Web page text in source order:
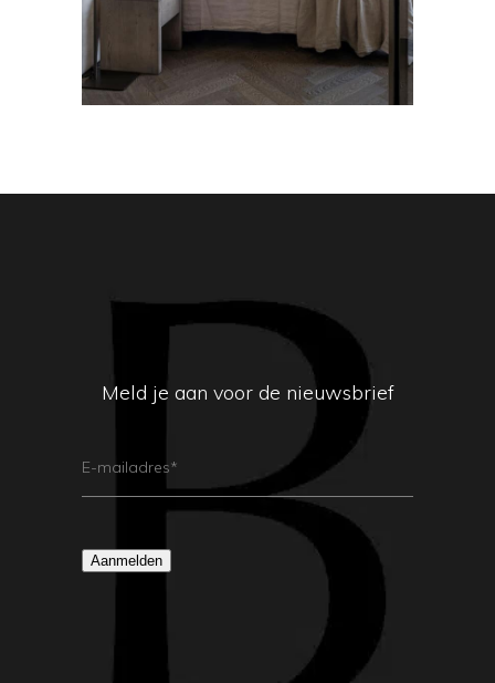
Meld je aan voor de nieuwsbrief
Mailadres(Vereist)
Aanmelden